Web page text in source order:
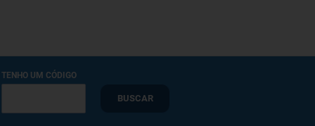
TENHO UM CÓDIGO
BUSCAR